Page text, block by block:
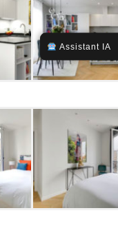
Assistant IA